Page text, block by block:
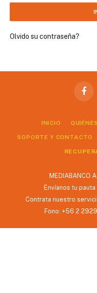
Olvido su contraseña?
INICIO
SOPORTE Y CONTACTO
MEDIABANCO
Envíanos tu pauta
Contrata nuestro
Fono: +56 2